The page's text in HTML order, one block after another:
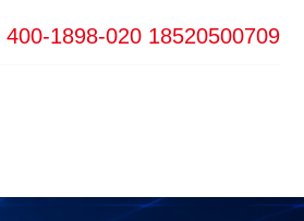
400-1898-020 18520500709